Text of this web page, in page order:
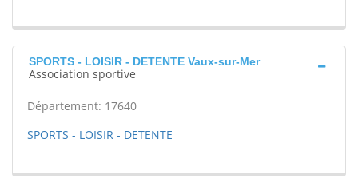
SPORTS - LOISIR - DETENTE Vaux-sur-Mer
Association sportive
Département: 17640
SPORTS - LOISIR - DETENTE